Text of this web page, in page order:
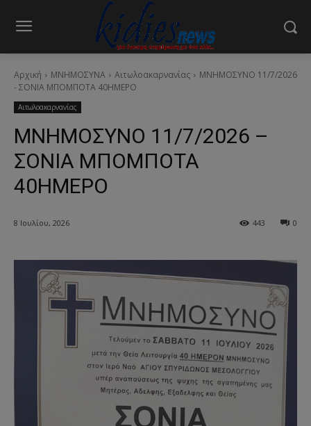
Αρχική ΜΝΗΜΟΣΥΝΑ Αιτωλοακαρνανίας
ΜΝΗΜΟΣΥΝΟ 11/7/2026
- ΣΟΝΙΑ ΜΠΟΜΠΟΤΑ 40ΗΜΕΡΟ
Αιτωλοακαρνανίας
ΜΝΗΜΟΣΥΝΟ 11/7/2026 –
ΣΟΝΙΑ ΜΠΟΜΠΟΤΑ
40ΗΜΕΡΟ
8 Ιουλίου, 2026 0
443